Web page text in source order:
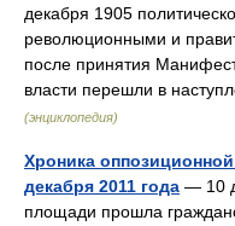
декабря 1905
революционными и
после принятия
власти перешли в
(энциклопедия)
Хроника
декабря 2011 года — 10
площади прошла